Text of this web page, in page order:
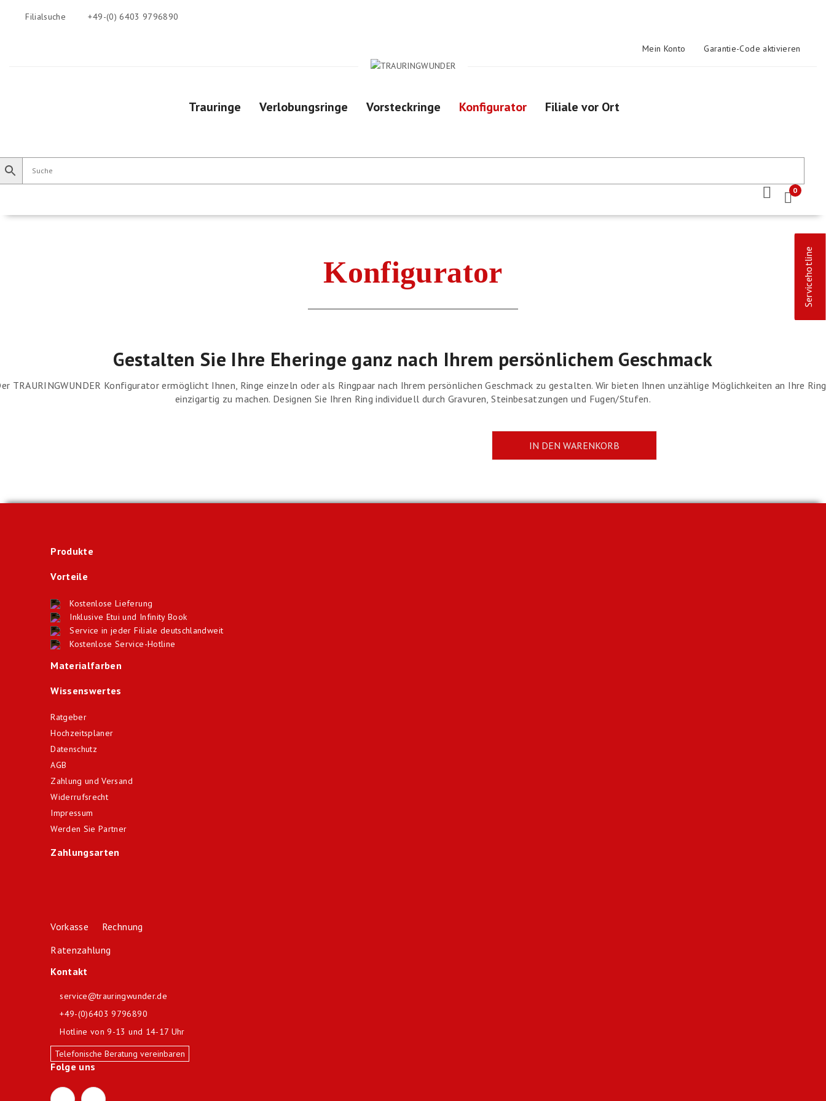
Filialsuche +49-(0) 6403 9796890
Mein Konto Garantie-Code aktivieren
Trauringe Verlobungsringe Vorsteckringe Konfigurator Filiale vor Ort
0
Konfigurator
Gestalten Sie Ihre Eheringe ganz nach Ihrem persönlichem Geschmack
TRAURINGWUNDER Konfigurator ermöglicht Ihnen, Ringe einzeln oder als Ringpaar nach Ihrem persönlichen Geschmack zu gestalten. Wir bieten Ihnen unzählige Möglichkeiten an Ihre
einzigartig zu machen. Designen Sie Ihren Ring individuell durch Gravuren, Steinbesatzungen und Fugen/Stufen.
Produkte
Vorteile
Kostenlose Lieferung
Inklusive Etui und Infinity Book
Service in jeder Filiale deutschlandweit
Kostenlose Service-Hotline
Materialfarben
Wissenswertes
Ratgeber
Hochzeitsplaner
Datenschutz
AGB
Zahlung und Versand
Widerrufsrecht
Impressum
Werden Sie Partner
Zahlungsarten
Vorkasse Rechnung
Ratenzahlung
Kontakt
service@trauringwunder.de
+49-(0)6403 9796890
Hotline von 9-13 und 14-17 Uhr
Telefonische Beratung vereinbaren
Folge uns
Servicehotline